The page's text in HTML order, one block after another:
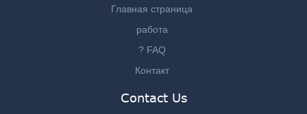
Главная страница
работа
? FAQ
Контакт
Contact Us